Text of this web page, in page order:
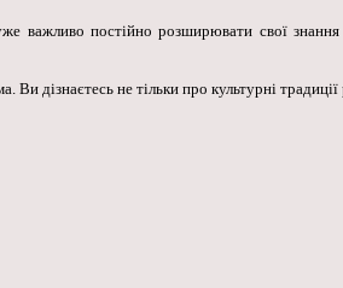
постійно розширювати свої знання
дізнаєтесь не тільки про культурні